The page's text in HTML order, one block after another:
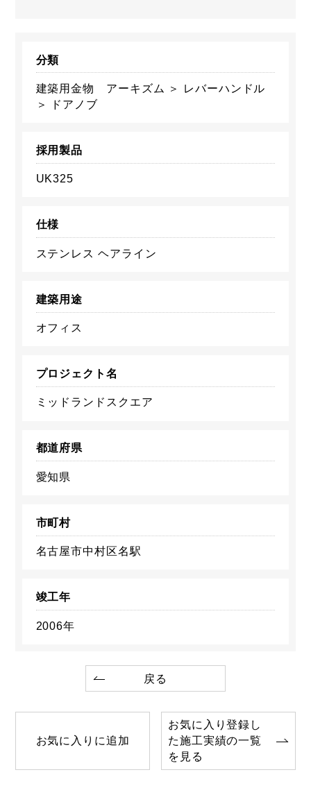
分類
建築用金物 アーキズム ＞ レバーハンドル
＞ ドアノブ
採用製品
UK325
仕様
ステンレス ヘアライン
建築用途
オフィス
プロジェクト名
ミッドランドスクエア
都道府県
愛知県
市町村
名古屋市中村区名駅
竣工年
2006年
戻る
お気に入りに追加
お気に入り登録し
た施工実績の一覧
を見る